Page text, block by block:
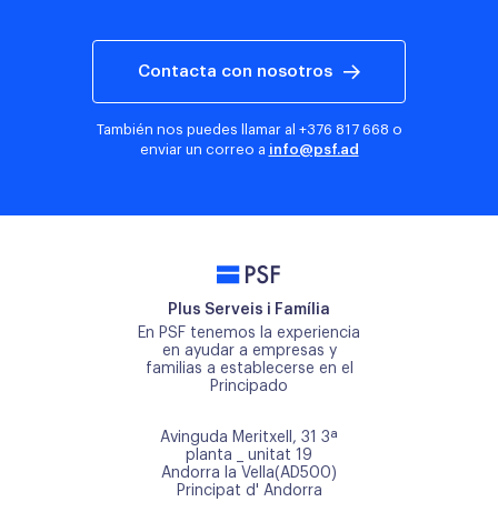
Contacta con nosotros
También nos puedes llamar al +376 817 668 o
enviar un correo a info@psf.ad
PSF
Plus Serveis i Família
En PSF tenemos la experiencia
en ayudar a empresas y
familias a establecerse en el
Principado
Avinguda Meritxell, 31 3ª
planta _ unitat 19
Andorra la Vella(AD500)
Principat d' Andorra